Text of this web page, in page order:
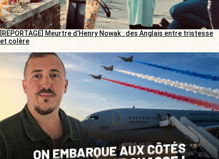
[REPORTAGE] Meurtre d’Henry Nowak : des Anglais entre tristesse
et colère